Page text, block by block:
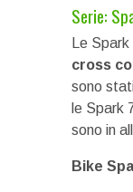
Serie:
Le
cross
sono
le Spark
sono in
Bike